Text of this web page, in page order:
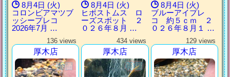
8月4日 (火)
コロンビアマツブ
ッシープレコ
2026年7月 …
8月4日 (火)
ヒポストムス ロ
ーズスポット ２
０２６年８月 …
8月4日 (火)
ブルーアイプレ
コ 約５ｃｍ ２
０２６年８月１ …
136 views
厚木店
434 views
厚木店
129 views
厚木店